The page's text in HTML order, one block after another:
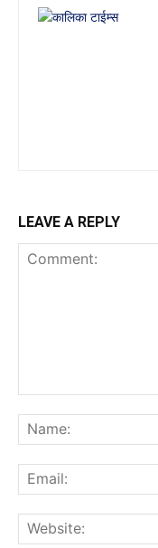
LEAVE A REPLY